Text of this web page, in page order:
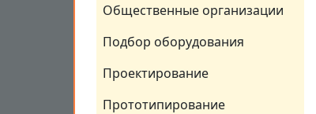
Общественные организации
Подбор оборудования
Проектирование
Прототипирование